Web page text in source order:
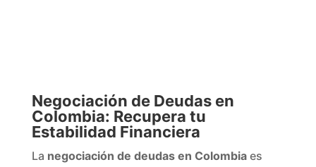
​Negociación de Deudas en
Colombia: Recupera tu
Estabilidad Financiera
La negociación de deudas en Colombiaes